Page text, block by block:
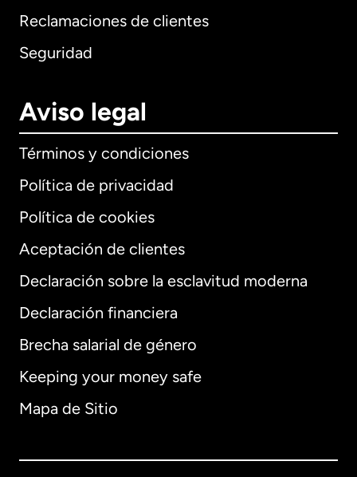
Reclamaciones de clientes
Seguridad
Aviso legal
Términos y condiciones
Política de privacidad
Política de cookies
Aceptación de clientes
Declaración sobre la esclavitud moderna
Declaración financiera
Brecha salarial de género
Keeping your money safe
Mapa de Sitio
Internacional English
Alemania